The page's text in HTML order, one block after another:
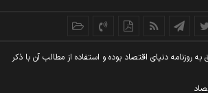
روزنامه دنيای اقتصاد بوده و استفاده از مطالب آن با ذکر